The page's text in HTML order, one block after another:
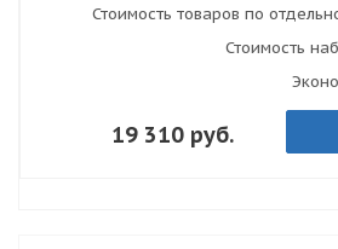
Стоимость товаров по
Стоимость
19 310 руб.